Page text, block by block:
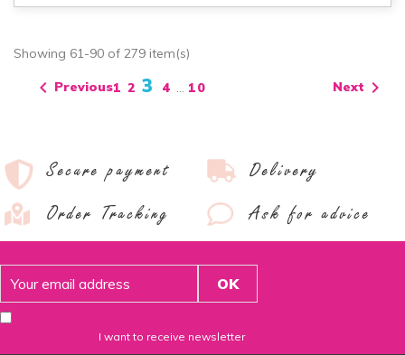
Showing 61-90 of 279 item(s)
 Previous1 2 3 4 … 10 Next 
Secure payment
Delivery
Order Tracking
Ask for advice
I want to receive newsletter